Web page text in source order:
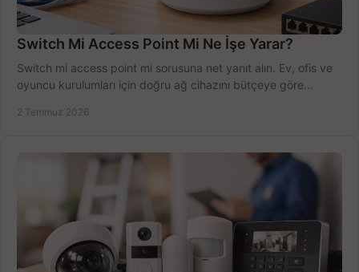
Switch Mi Access Point Mi Ne İşe Yarar?
Switch mi access point mi sorusuna net yanıt alın. Ev, ofis ve
oyuncu kurulumları için doğru ağ cihazını bütçeye göre
2 Temmuz 2026